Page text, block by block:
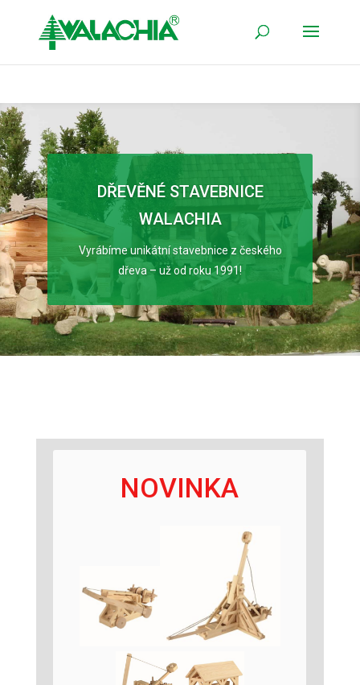
DŘEVĚNÉ STAVEBNICE
WALACHIA
Vyrábíme unikátní stavebnice z českého
dřeva – už od roku 1991!
NOVINKA